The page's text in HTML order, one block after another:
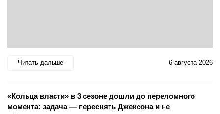
Читать дальше 6 августа 2026
«Кольца власти» в 3 сезоне дошли до переломного
момента: задача — переснять Джексона и не